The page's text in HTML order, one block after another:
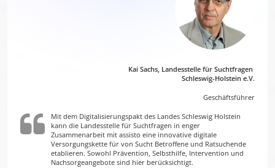
Kai Sachs, Landesstelle für Suchtfragen
Schleswig-Holstein e.V.
Geschäftsführer
Mit dem Digitalisierungspakt des Landes Schleswig Holstein
kann die Landesstelle für Suchtfragen in enger
Zusammenarbeit mit assisto eine innovative digitale
Versorgungskette für von Sucht Betroffene und Ratsuchende
etablieren. Sowohl Prävention, Selbsthilfe, Intervention und
Nachsorgeangebote sind hier berücksichtigt.